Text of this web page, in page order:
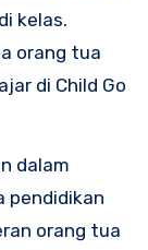
kelas.
orang tua
di Child Go
dalam
pendidikan
orang tua